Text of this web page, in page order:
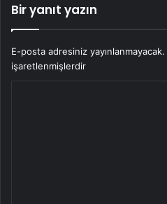
Bir yanıt yazın
E-posta adresiniz yayınlanmayacak.
işaretlenmişlerdir